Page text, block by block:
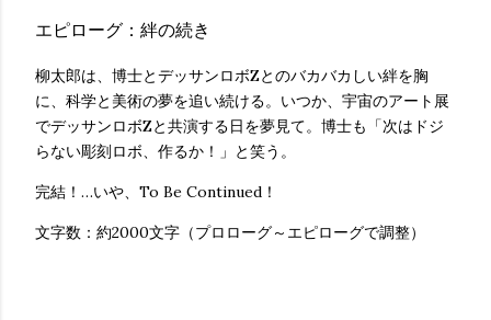
エピローグ：絆の続き
柳太郎は、博士とデッサンロボZとのバカバカしい絆を胸
に、科学と美術の夢を追い続ける。いつか、宇宙のアート展
でデッサンロボZと共演する日を夢見て。博士も「次はドジ
らない彫刻ロボ、作るか！」と笑う。
完結！…いや、To Be Continued！
文字数：約2000文字（プロローグ～エピローグで調整）